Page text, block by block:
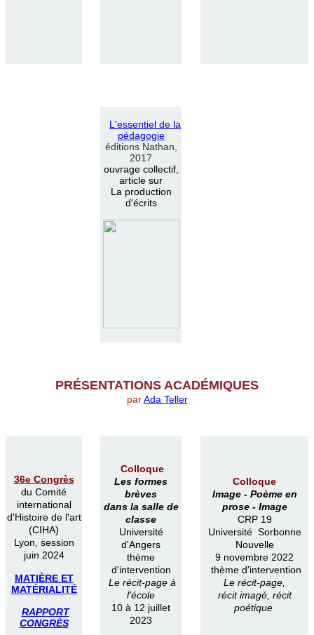
L 'essentiel de la
pédagogie
éditions Nathan,
2017
ouvrage collectif,
article sur
La production
d'écrits
PRÉSENTATIONS ACADÉMIQUES
parAda Teller
36e Congrès
du Comité
international
d'Histoire de l'art
(CIHA)
Lyon, session
juin 2024
MATIÈRE ET
MATÉRIALITÉ
RAPPORT
CONGRÈS
Colloque
Les formes
brèves
dans la salle de
classe
Université
d'Angers
thème
d'intervention
Le récit-page à
l'école
10 à 12 juillet
2023
Colloque
Image - Poème en
prose - Image
CRP 19
Université Sorbonne
Nouvelle
9 novembre 2022
thème d'intervention
Le récit-page,
récit imagé, récit
poétique